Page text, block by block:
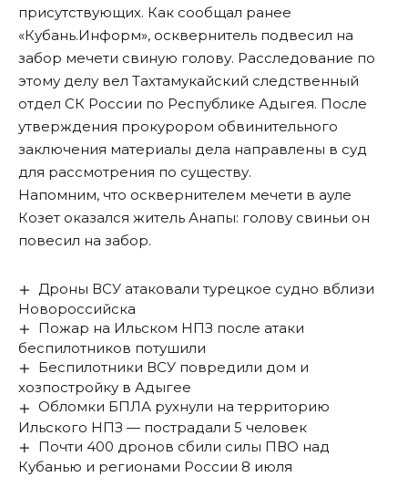
присутствующих. Как сообщал ранее
«Кубань.Информ», осквернитель подвесил на
забор мечети свиную голову. Расследование по
этому делу вел Тахтамукайский следственный
отдел СК России по Республике Адыгея. После
утверждения прокурором обвинительного
заключения материалы дела направлены в суд
для рассмотрения по существу.
Напомним, что осквернителем мечети в ауле
Козет оказался житель Анапы: голову свиньи он
повесил на забор.
Дроны ВСУ атаковали турецкое судно вблизи
Новороссийска
Пожар на Ильском НПЗ после атаки
беспилотников потушили
Беспилотники ВСУ повредили дом и
хозпостройку в Адыгее
Обломки БПЛА рухнули на территорию
Ильского НПЗ — пострадали 5 человек
Почти 400 дронов сбили силы ПВО над
Кубанью и регионами России 8 июля